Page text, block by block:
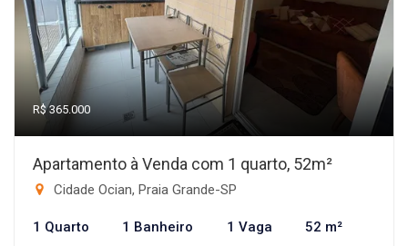
R$ 365.000
Apartamento à Venda com 1 quarto, 52m²
Cidade Ocian, Praia Grande-SP
1 Quarto 1 Banheiro 1 Vaga 52 m²